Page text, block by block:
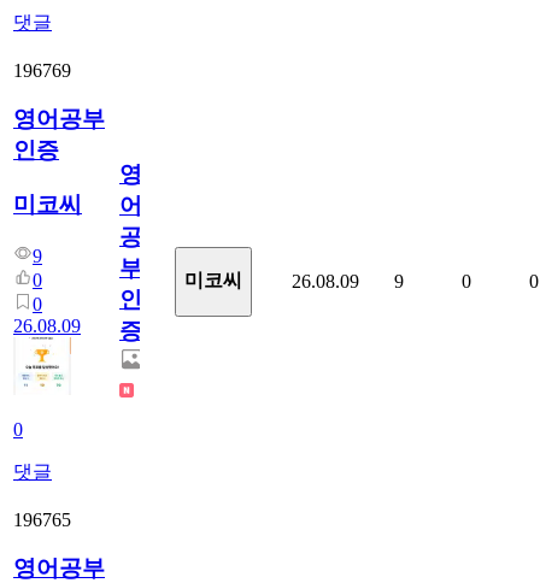
댓글
196769
영어공부
인증
미코씨
9
0
0
26.08.09
0
댓글
영
어
공
부
인
증
미코씨 26.08.09 9 0 0
196765
영어공부